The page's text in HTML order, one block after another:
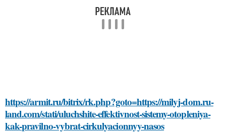
https://armit.ru/bitrix/rk.php?goto=https://milyj-dom.ru-
land.com/stati/uluchshite-effektivnost-sistemy-otopleniya-
kak-pravilno-vybrat-cirkulyacionnyy-nasos